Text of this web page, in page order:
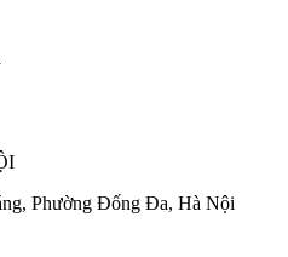
Phường Đống Đa, Hà Nội